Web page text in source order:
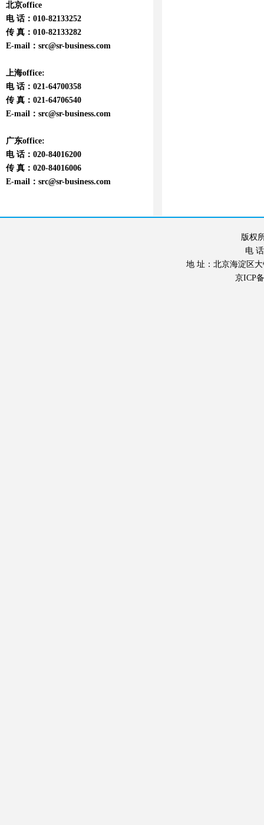
北京office
电 话：010-82133252
传 真：010-82133282
E-mail： src@sr-business.com
上海office:
电 话：021-64700358
传 真：021-64706540
E-mail： src@sr-business.com
广东office:
电 话：020-84016200
传 真：020-84016006
E-mail： src@sr-business.com
版权
电
地 址：北京海淀区
京ICP